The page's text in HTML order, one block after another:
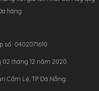
hàng.
0402071610.
tháng 12 năm 2020.
Cẩm Lệ, TP Đà Nẵng